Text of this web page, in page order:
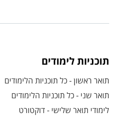
תוכניות לימודים
תואר ראשון - כל תוכניות הלימודים
תואר שני - כל תוכניות הלימודים
לימודי תואר שלישי - דוקטורט